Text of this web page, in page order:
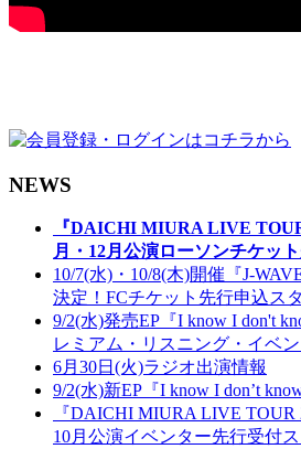
NEWS
『DAICHI MIURA LIVE
月・12月公演ローソンチケッ
10/7(水)・10/8(木)開催『J-
決定！FCチケット先行申込ス
9/2(水)発売EP『I know I don't
レミアム・リスニング・イベ
6月30日(火)ラジオ出演情報
9/2(水)新EP『I know I don’t
『DAICHI MIURA LIVE TOUR
10月公演イベンター先行受付ス